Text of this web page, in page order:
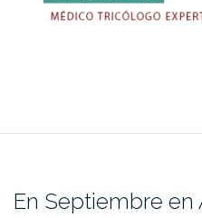
En Septiembre en